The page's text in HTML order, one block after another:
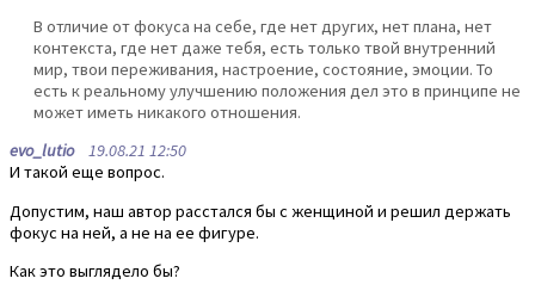
В отличие от фокуса на себе, где нет других, нет плана, нет
контекста, где нет даже тебя, есть только твой внутренний
мир, твои переживания, настроение, состояние, эмоции. То
есть к реальному улучшению положения дел это в принципе не
может иметь никакого отношения.
evo_lutio19.08.21 12:50
И такой еще вопрос.
Допустим, наш автор расстался бы с женщиной и решил держать
фокус на ней, а не на ее фигуре.
Как это выглядело бы?